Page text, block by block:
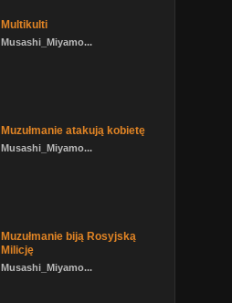
Multikulti
Musashi_Miyamo...
Muzułmanie atakują kobietę
Musashi_Miyamo...
Muzułmanie biją Rosyjską
Milicję
Musashi_Miyamo...